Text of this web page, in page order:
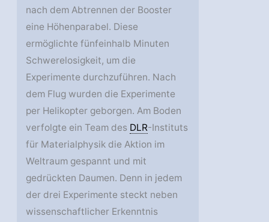
nach dem Abtrennen der Booster
eine Höhenparabel. Diese
ermöglichte fünfeinhalb Minuten
Schwerelosigkeit, um die
Experimente durchzuführen. Nach
dem Flug wurden die Experimente
per Helikopter geborgen. Am Boden
verfolgte ein Team des DLR-Instituts
für Materialphysik die Aktion im
Weltraum gespannt und mit
gedrückten Daumen. Denn in jedem
der drei Experimente steckt neben
wissenschaftlicher Erkenntnis